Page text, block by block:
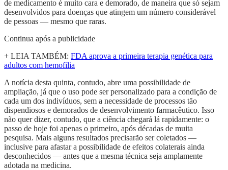
de medicamento é muito cara e demorado, de maneira que só sejam
desenvolvidos para doenças que atingem um número considerável
de pessoas — mesmo que raras.
Continua após a publicidade
+ LEIA TAMBÉM: FDA aprova a primeira terapia genética para
adultos com hemofilia
A notícia desta quinta, contudo, abre uma possibilidade de
ampliação, já que o uso pode ser personalizado para a condição de
cada um dos indivíduos, sem a necessidade de processos tão
dispendiosos e demorados de desenvolvimento farmacêutico. Isso
não quer dizer, contudo, que a ciência chegará lá rapidamente: o
passo de hoje foi apenas o primeiro, após décadas de muita
pesquisa. Mais alguns resultados precisarão ser coletados —
inclusive para afastar a possibilidade de efeitos colaterais ainda
desconhecidos — antes que a mesma técnica seja amplamente
adotada na medicina.